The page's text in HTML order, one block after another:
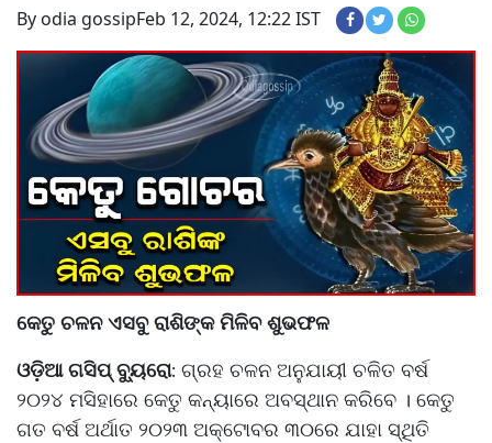
By odia gossipFeb 12, 2024, 12:22 IST
କେତୁ ଚଳନ ଏସବୁ ରାଶିଙ୍କ ମିଳିବ ଶୁଭଫଳ
ଓଡ଼ିଆ ଗସିପ୍ ବ୍ୟୁରୋ: ଗ୍ରହ ଚଳନ ଅନୁଯାୟୀ ଚଳିତ ବର୍ଷ
୨୦୨୪ ମସିହାରେ କେତୁ କନ୍ୟାରେ ଅବସ୍ଥାନ କରିବେ । କେତୁ
ଗତ ବର୍ଷ ଅର୍ଥାତ ୨୦୨୩ ଅକ୍ଟୋବର ୩୦ରେ ଯାହା ସ୍ଥିତି